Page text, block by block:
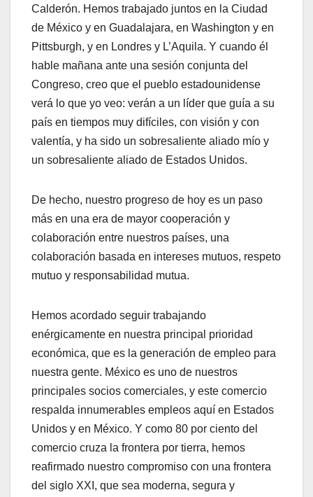
Calderón. Hemos trabajado juntos en la Ciudad
de México y en Guadalajara, en Washington y en
Pittsburgh, y en Londres y L’Aquila. Y cuando él
hable mañana ante una sesión conjunta del
Congreso, creo que el pueblo estadounidense
verá lo que yo veo: verán a un líder que guía a su
país en tiempos muy difíciles, con visión y con
valentía, y ha sido un sobresaliente aliado mío y
un sobresaliente aliado de Estados Unidos.
De hecho, nuestro progreso de hoy es un paso
más en una era de mayor cooperación y
colaboración entre nuestros países, una
colaboración basada en intereses mutuos, respeto
mutuo y responsabilidad mutua.
Hemos acordado seguir trabajando
enérgicamente en nuestra principal prioridad
económica, que es la generación de empleo para
nuestra gente. México es uno de nuestros
principales socios comerciales, y este comercio
respalda innumerables empleos aquí en Estados
Unidos y en México. Y como 80 por ciento del
comercio cruza la frontera por tierra, hemos
reafirmado nuestro compromiso con una frontera
del siglo XXI, que sea moderna, segura y